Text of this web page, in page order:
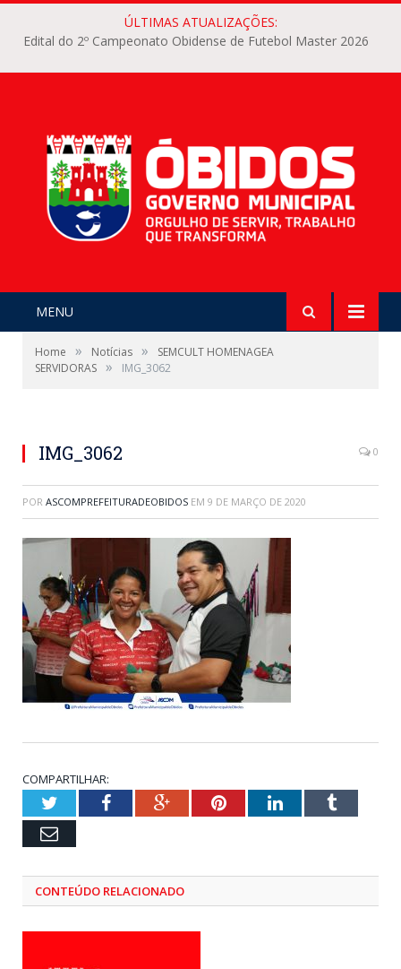
ÚLTIMAS ATUALIZAÇÕES:
Edital do 2º Campeonato Obidense de Futebol Master 2026
MENU
Home » Notícias »
SEMCULT HOMENAGEA
SERVIDORAS » IMG_3062
IMG_3062 0
POR ASCOMPREFEITURADEOBIDOS EM 9 DE MARÇO DE 2020
COMPARTILHAR:
TwitterFacebookGoogle+PinterestLinkedInTumblr
Email
CONTEÚDO RELACIONADO